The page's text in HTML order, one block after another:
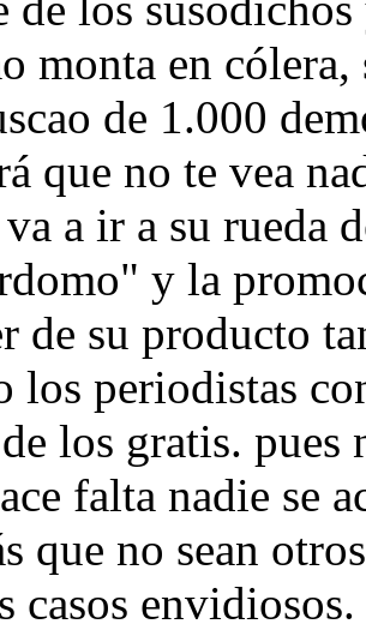
monta en
de 1.000
que no te vea
a ir a su rueda
y la
de su producto
los periodistas
de los gratis. pues
falta nadie se
que no sean
casos envidiosos.